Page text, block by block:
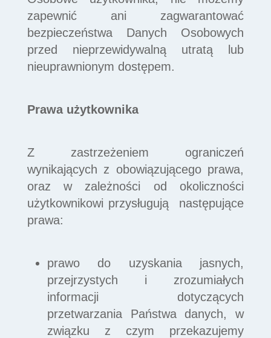
zapewnić ani zagwarantować
bezpieczeństwa Danych Osobowych
przed nieprzewidywalną utratą lub
nieuprawnionym dostępem.
Prawa użytkownika
Z zastrzeżeniem ograniczeń
wynikających z obowiązującego prawa,
oraz w zależności od okoliczności
użytkownikowi przysługują następujące
prawa:
prawo do uzyskania jasnych,
przejrzystych i zrozumiałych
informacji dotyczących
przetwarzania Państwa danych, w
związku z czym przekazujemy